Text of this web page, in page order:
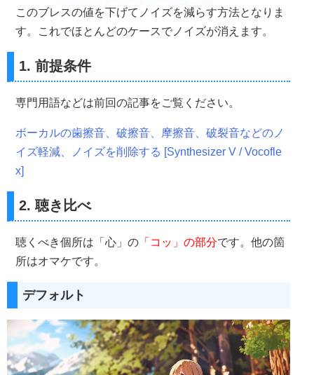
このブレスの値を下げてノイズを減らす方法となりま
す。これでほとんどのケースでノイズが消えます。
1. 前提条件
専門用語などは前回の記事をご覧ください。
ボーカルの歯擦音、破擦音、摩擦音、破裂音などのノ
イズ軽減、ノイズを削除する [Synthesizer V / Vocofle
x]
2. 聴き比べ
聴くべき個所は「心」の 「コッ」の部分です。他の箇
所はオマケです。
デフォルト